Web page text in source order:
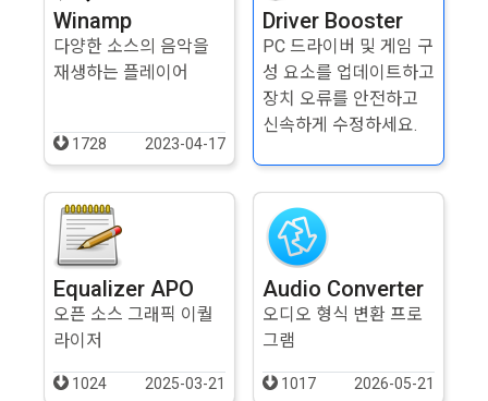
Winamp
다양한 소스의 음악을
재생하는 플레이어
1728 2023-04-17
Driver Booster
PC 드라이버 및 게임 구
성 요소를 업데이트하고
장치 오류를 안전하고
신속하게 수정하세요.
Equalizer APO
오픈 소스 그래픽 이퀄
라이저
1024 2025-03-21
Audio Converter
오디오 형식 변환 프로
그램
1017 2026-05-21